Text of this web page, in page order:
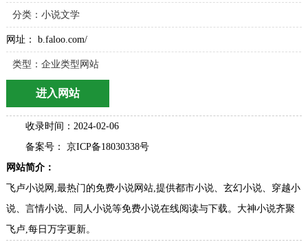
分类： 小说文学
网址： b.faloo.com/
类型：企业类型网站
进入网站
收录时间：2024-02-06
备案号： 京ICP备18030338号
网站简介：
飞卢小说网,最热门的免费小说网站,提供都市小说、玄幻小说、穿越小
说、言情小说、同人小说等免费小说在线阅读与下载。大神小说齐聚
飞卢,每日万字更新。